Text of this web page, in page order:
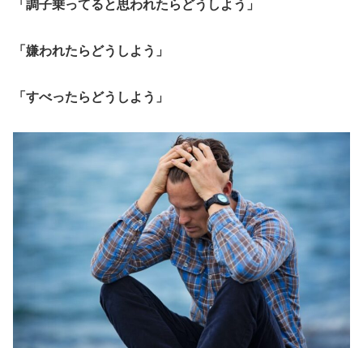
「調子乗ってると思われたらどうしよう」
「嫌われたらどうしよう」
「すべったらどうしよう」